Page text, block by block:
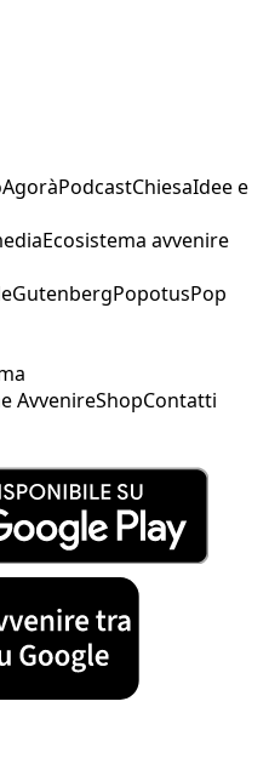
AgoràPodcastChiesaIdee e
Ecosistema avvenire
GutenbergPopotusPop
AvvenireShopContatti